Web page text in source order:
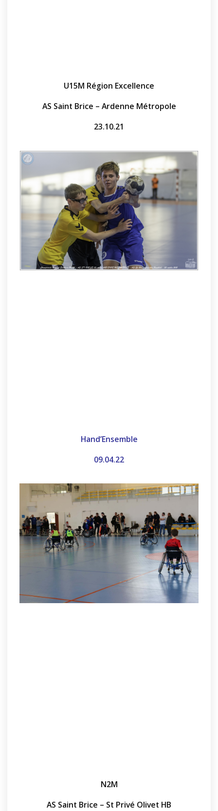
U15M Région Excellence
AS Saint Brice – Ardenne Métropole
23.10.21
Hand’Ensemble
09.04.22
N2M
AS Saint Brice – St Privé Olivet HB